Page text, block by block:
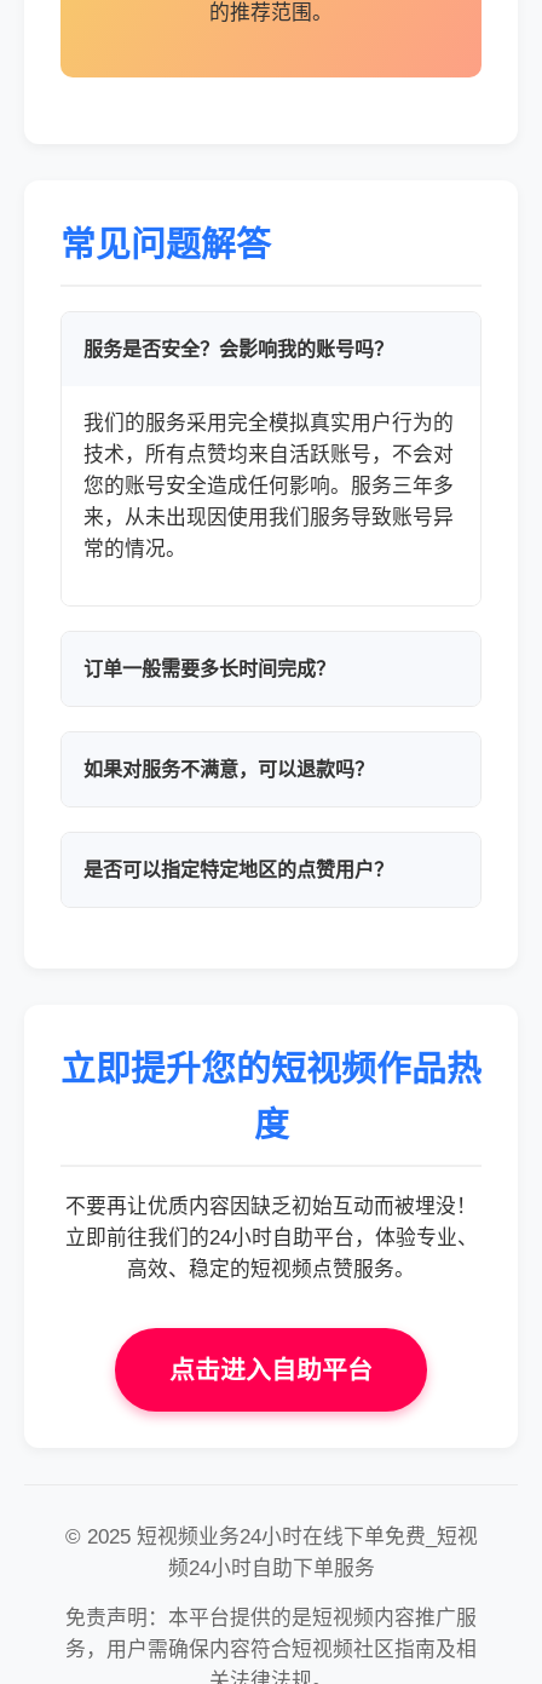
的推荐范围。
常见问题解答
服务是否安全？会影响我的账号吗？
我们的服务采用完全模拟真实用户行为的
技术，所有点赞均来自活跃账号，不会对
您的账号安全造成任何影响。服务三年多
来，从未出现因使用我们服务导致账号异
常的情况。
订单一般需要多长时间完成？
如果对服务不满意，可以退款吗？
是否可以指定特定地区的点赞用户？
立即提升您的短视频作品热
度
不要再让优质内容因缺乏初始互动而被埋没！
立即前往我们的24小时自助平台，体验专业、
高效、稳定的短视频点赞服务。
点击进入自助平台
© 2025 短视频业务24小时在线下单免费_短视
频24小时自助下单服务
免责声明：本平台提供的是短视频内容推广服
务，用户需确保内容符合短视频社区指南及相